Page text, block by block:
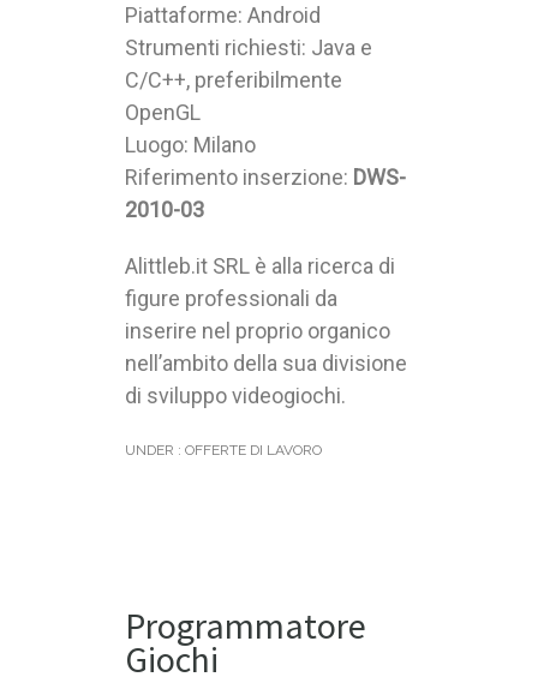
Piattaforme: Android
Strumenti richiesti: Java e
C/C++, preferibilmente
OpenGL
Luogo: Milano
Riferimento inserzione: DWS-
2010-03
Alittleb.it SRL è alla ricerca di
figure professionali da
inserire nel proprio organico
nell’ambito della sua divisione
di sviluppo videogiochi.
UNDER : OFFERTE DI LAVORO
Programmatore
Giochi